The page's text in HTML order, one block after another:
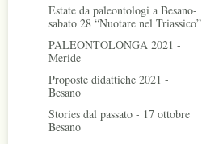
Estate da paleontologi a Besano-
sabato 28 “Nuotare nel Triassico”
PALEONTOLONGA 2021 -
Meride
Proposte didattiche 2021 -
Besano
Stories dal passato - 17 ottobre
Besano